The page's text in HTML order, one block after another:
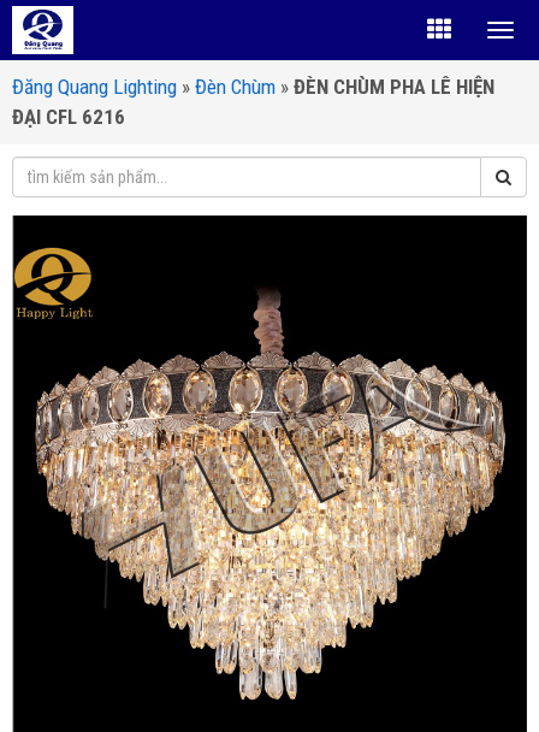
Đăng Quang Lighting » Đèn Chùm » ĐÈN CHÙM PHA LÊ HIỆN
ĐẠI CFL 6216